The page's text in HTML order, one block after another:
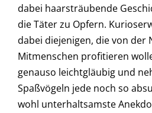
dabei haarsträubende
die Täter zu Opfern.
dabei diejenigen, die von der
Mitmenschen profitieren
genauso leichtgläubig und
Spaßvögeln jede noch so
wohl unterhaltsamste